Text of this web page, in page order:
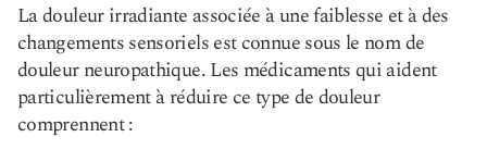
La douleur irradiante associée à une faiblesse et à des
changements sensoriels est connue sous le nom de
douleur neuropathique. Les médicaments qui aident
particulièrement à réduire ce type de douleur
comprennent :